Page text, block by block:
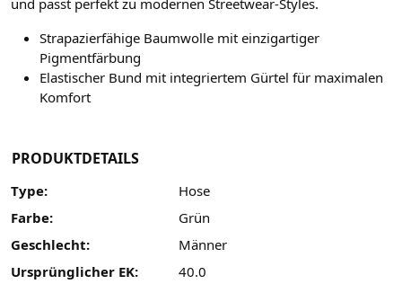
und passt perfekt zu modernen Streetwear-Styles.
Strapazierfähige Baumwolle mit einzigartiger
Pigmentfärbung
Elastischer Bund mit integriertem Gürtel für maximalen
Komfort
PRODUKTDETAILS
Type:
Hose
Farbe:
Grün
Geschlecht:
Männer
Ursprünglicher EK:
40.0